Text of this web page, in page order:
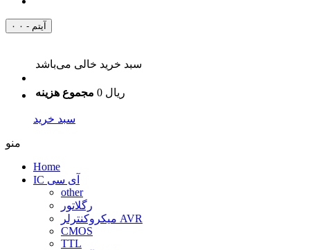
۰ آیتم - ۰
سبد خرید خالی می‌باشد
مجموع هزینه 0 ریال
سبد خرید
منو
Home
IC آی سی
other
رگلاتور
میکروکنترلر AVR
CMOS
TTL